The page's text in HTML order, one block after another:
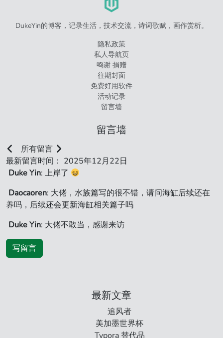
DukeYin的博客，记录生活，技术交流，诗词歌赋，画作赏析。
隐私政策
私人导航页
鸣谢 捐赠
往期封面
免费好用软件
活动记录
留言墙
留言墙
所有留言
最新留言时间： 2025年12月22日
Duke Yin: 上岸了
Daocaoren: 大佬，水族篇写的很不错，请问海缸后续还在
养吗，后续还会更新海缸相关篇子吗
Duke Yin: 大佬不敢当，感谢来访
写留言
最新文章
追风者
美加墨世界杯
Typora 替代品